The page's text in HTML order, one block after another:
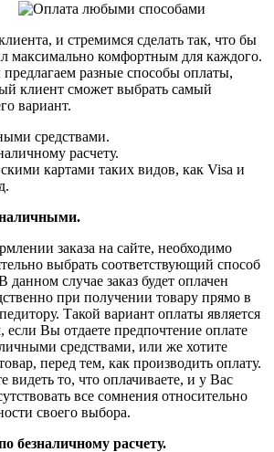
и стремимся сделать так, что бы
максимально комфортным для каждого.
разные способы оплаты,
клиент сможет выбрать самый
вариант.
средствами.
расчету.
картами таких видов, как Visa и
заказа на сайте, необходимо
выбрать соответствующий способ
данном случае заказ будет оплачен
при получении товару прямо в
Такой вариант оплаты является
если Вы отдаете предпочтение оплате
средствами, или же хотите
перед тем, как производить оплату.
видеть то, что оплачиваете, и у Вас
все сомнения относительно
своего выбора.
безналичному расчету.